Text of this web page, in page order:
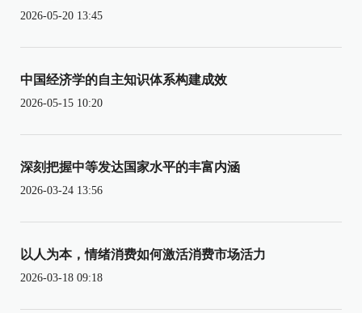
2026-05-20 13:45
中国经济学的自主知识体系构建成效
2026-05-15 10:20
深刻把握中等发达国家水平的丰富内涵
2026-03-24 13:56
以人为本，情绪消费如何激活消费市场活力
2026-03-18 09:18